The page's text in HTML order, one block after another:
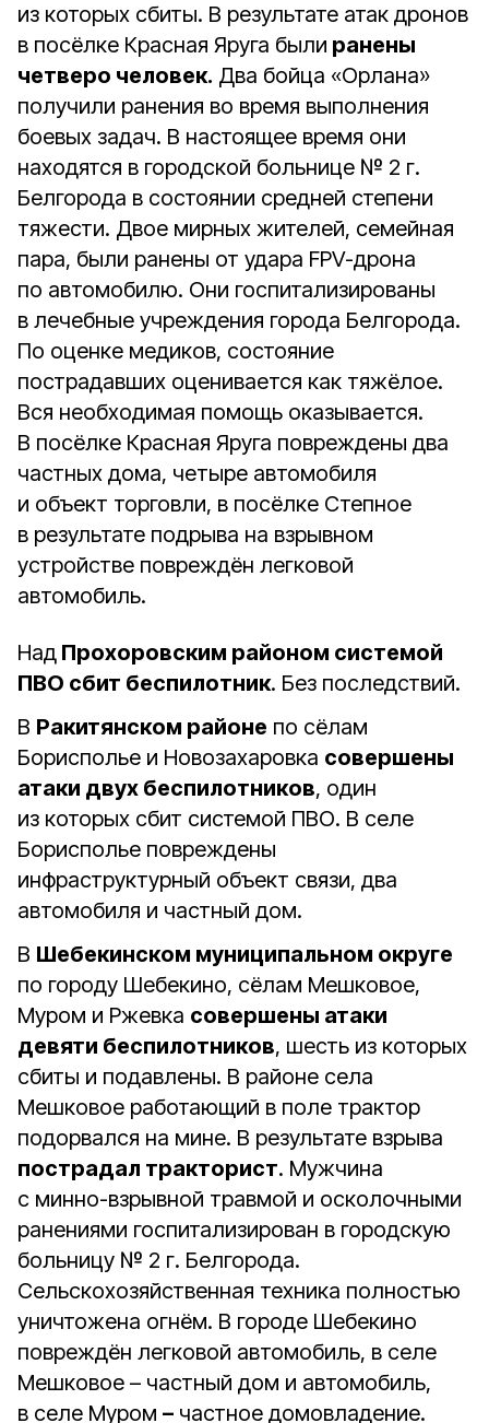
из которых сбиты. В результате атак дронов
в посёлке Красная Яруга были ранены
четверо человек. Два бойца «Орлана»
получили ранения во время выполнения
боевых задач. В настоящее время они
находятся в городской больнице № 2 г.
Белгорода в состоянии средней степени
тяжести. Двое мирных жителей, семейная
пара, были ранены от удара FPV-дрона
по автомобилю. Они госпитализированы
в лечебные учреждения города Белгорода.
По оценке медиков, состояние
пострадавших оценивается как тяжёлое.
Вся необходимая помощь оказывается.
В посёлке Красная Яруга повреждены два
частных дома, четыре автомобиля
и объект торговли, в посёлке Степное
в результате подрыва на взрывном
устройстве повреждён легковой
автомобиль.
Над Прохоровским районом системой
ПВО сбит беспилотник. Без последствий.
В Ракитянском районе по сёлам
Борисполье и Новозахаровка совершены
атаки двух беспилотников, один
из которых сбит системой ПВО. В селе
Борисполье повреждены
инфраструктурный объект связи, два
автомобиля и частный дом.
В Шебекинском муниципальном округе
по городу Шебекино, сёлам Мешковое,
Муром и Ржевка совершены атаки
девяти беспилотников, шесть из которых
сбиты и подавлены. В районе села
Мешковое работающий в поле трактор
подорвался на мине. В результате взрыва
пострадал тракторист. Мужчина
с минно-взрывной травмой и осколочными
ранениями госпитализирован в городскую
больницу № 2 г. Белгорода.
Сельскохозяйственная техника полностью
уничтожена огнём. В городе Шебекино
повреждён легковой автомобиль, в селе
Мешковое – частный дом и автомобиль,
в селе Муром – частное домовладение.